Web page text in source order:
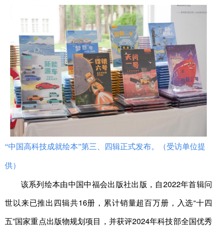
“中国高科技成就绘本”第三、四辑正式发布。（受访单位提
供）
该系列绘本由中国中福会出版社出版，自2022年首辑问
世以来已推出四辑共16册，累计销量超百万册，入选“十四
五”国家重点出版物规划项目，并获评2024年科技部全国优秀